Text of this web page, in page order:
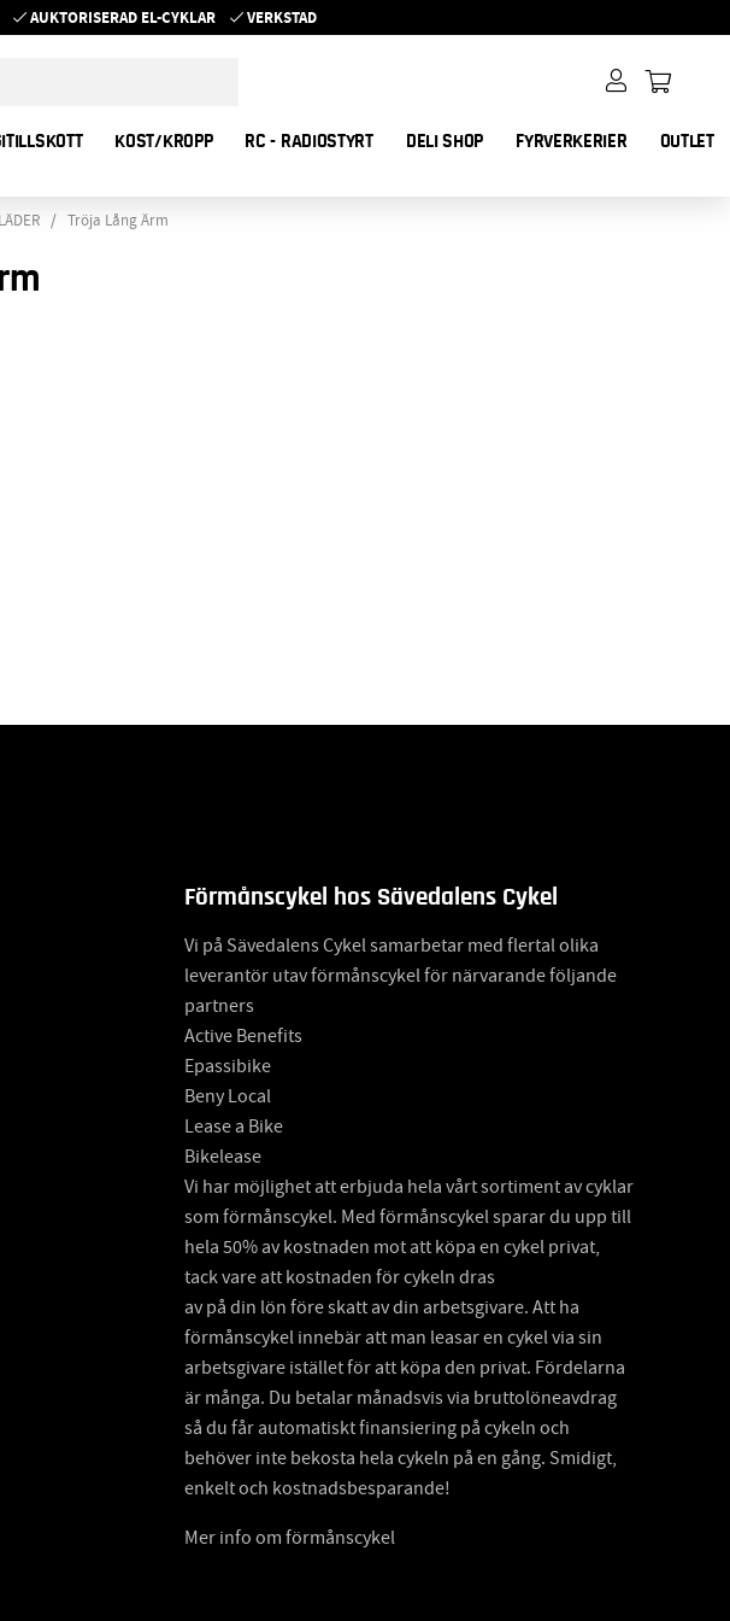
AUKTORISERAD EL-CYKLAR VERKSTAD
KOST/KROPP RC - RADIOSTYRT DELI SHOP FYRVERKERIER
OUTLET
Tröja Lång Ärm
Förmånscykel hos Sävedalens Cykel
Vi på Sävedalens Cykel samarbetar med flertal olika
leverantör utav förmånscykel för närvarande följande
partners
Active Benefits
Epassibike
Beny Local
Lease a Bike
Bikelease
Vi har möjlighet att erbjuda hela vårt sortiment av cyklar
som förmånscykel. Med förmånscykel sparar du upp till
hela 50% av kostnaden mot att köpa en cykel privat,
tack vare att kostnaden för cykeln dras
av på din lön före skatt av din arbetsgivare. Att ha
förmånscykel innebär att man leasar en cykel via sin
arbetsgivare istället för att köpa den privat. Fördelarna
är många. Du betalar månadsvis via bruttolöneavdrag
så du får automatiskt finansiering på cykeln och
behöver inte bekosta hela cykeln på en gång. Smidigt,
enkelt och kostnadsbesparande!
Mer info om förmånscykel